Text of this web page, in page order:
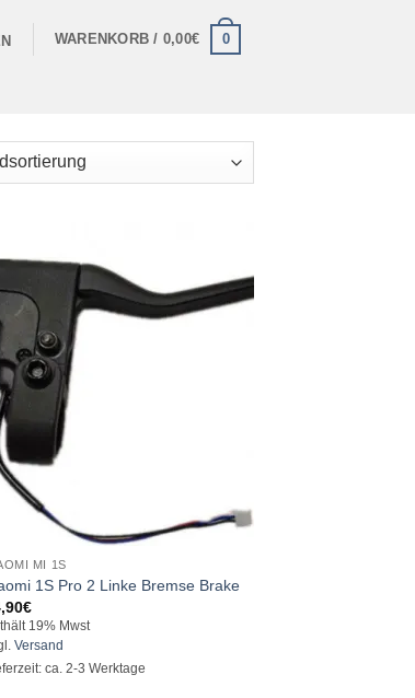
WARENKORB / 0,00€ 0
Auf die
Wunschliste
MI 1S
1S Pro 2 Linke Bremse Brake
€
19% Mwst
Versand
ca. 2-3 Werktage